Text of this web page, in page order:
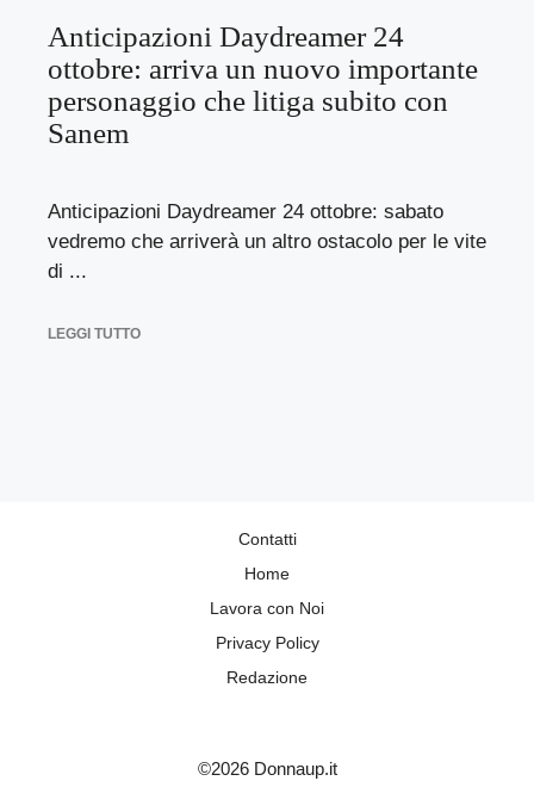
Anticipazioni Daydreamer 24
ottobre: arriva un nuovo importante
personaggio che litiga subito con
Sanem
Anticipazioni Daydreamer 24 ottobre: sabato
vedremo che arriverà un altro ostacolo per le vite
di ...
LEGGI TUTTO
Contatti
Home
Lavora con Noi
Privacy Policy
Redazione
©2026 Donnaup.it